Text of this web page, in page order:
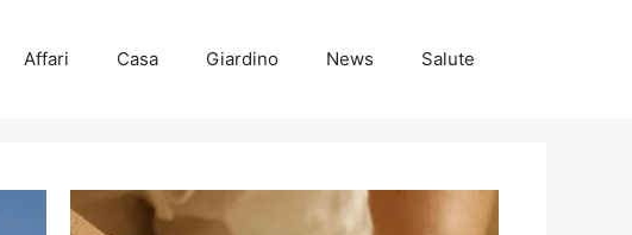
Affari Casa Giardino News Salute